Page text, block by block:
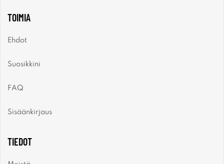
TOIMIA
Ehdot
Suosikkini
FAQ
Sisäänkirjaus
TIEDOT